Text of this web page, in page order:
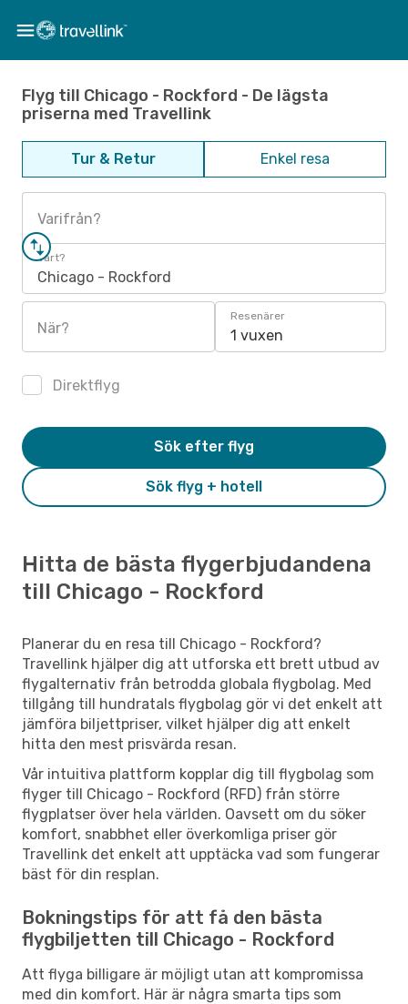
Flyg till Chicago - Rockford - De lägsta
priserna med Travellink
Tur & Retur Enkel resa
Varifrån?
Vart?
Chicago - Rockford
När?
Resenärer
1 vuxen
Direktflyg
Sök flyg + hotell
Sök efter flyg
Hitta de bästa flygerbjudandena
till Chicago - Rockford
Planerar du en resa till Chicago - Rockford?
Travellink hjälper dig att utforska ett brett utbud av
flygalternativ från betrodda globala flygbolag. Med
tillgång till hundratals flygbolag gör vi det enkelt att
jämföra biljettpriser, vilket hjälper dig att enkelt
hitta den mest prisvärda resan.
Vår intuitiva plattform kopplar dig till flygbolag som
flyger till Chicago - Rockford (RFD) från större
flygplatser över hela världen. Oavsett om du söker
komfort, snabbhet eller överkomliga priser gör
Travellink det enkelt att upptäcka vad som fungerar
bäst för din resplan.
Bokningstips för att få den bästa
flygbiljetten till Chicago - Rockford
Att flyga billigare är möjligt utan att kompromissa
med din komfort. Här är några smarta tips som